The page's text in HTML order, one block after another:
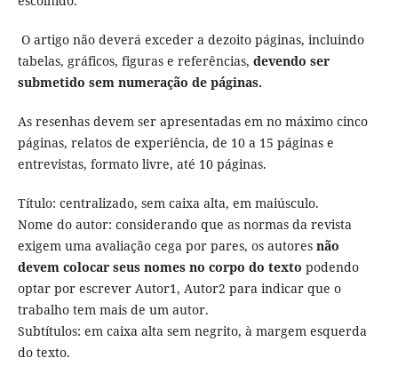
O artigo não deverá exceder a dezoito páginas, incluindo
tabelas, gráficos, figuras e referências, devendo ser
submetido sem numeração de páginas.
As resenhas devem ser apresentadas em no máximo cinco
páginas, relatos de experiência, de 10 a 15 páginas e
entrevistas, formato livre, até 10 páginas.
Título: centralizado, sem caixa alta, em maiúsculo.
Nome do autor: considerando que as normas da revista
exigem uma avaliação cega por pares, os autores não
devem colocar seus nomes no corpo do texto podendo
optar por escrever Autor1, Autor2 para indicar que o
trabalho tem mais de um autor.
Subtítulos: em caixa alta sem negrito, à margem esquerda
do texto.